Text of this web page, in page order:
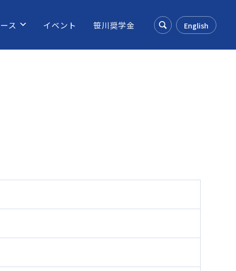
English
ス イベント 笹川奨学金